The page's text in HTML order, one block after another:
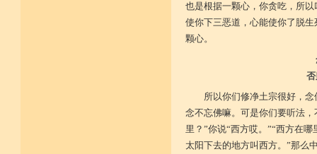
也是根据一颗心，你贪吃，所
使你下三恶道，心能使你了脱
颗心。
所以你们修净土宗很好，
念不忘佛嘛。可是你们要听法
里？”你说“西方哎。”“西方在
太阳下去的地方叫西方。”那么